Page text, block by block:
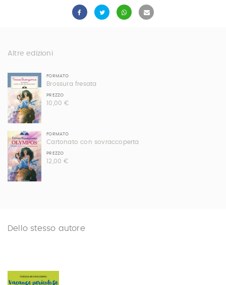
Altre edizioni
FORMATO
Brossura fresata
PREZZO
10,00 €
FORMATO
Cartonato con sovraccoperta
PREZZO
12,00 €
Dello stesso autore